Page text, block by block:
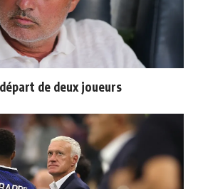
de deux joueurs